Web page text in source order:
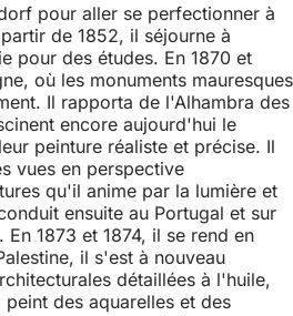
pour aller se perfectionner à
de 1852, il séjourne à
pour des études. En 1870 et
où les monuments mauresques
Il rapporta de l'Alhambra des
encore aujourd'hui le
peinture réaliste et précise. Il
vues en perspective
qu'il anime par la lumière et
ensuite au Portugal et sur
1873 et 1874, il se rend en
il s'est à nouveau
détaillées à l'huile,
des aquarelles et des